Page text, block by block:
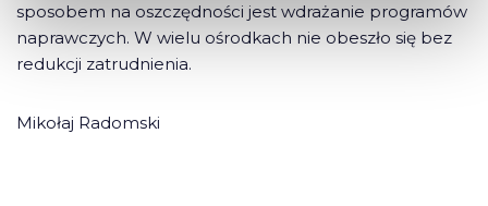
sposobem na oszczędności jest wdrażanie programów
naprawczych. W wielu ośrodkach nie obeszło się bez
redukcji zatrudnienia.
Mikołaj Radomski